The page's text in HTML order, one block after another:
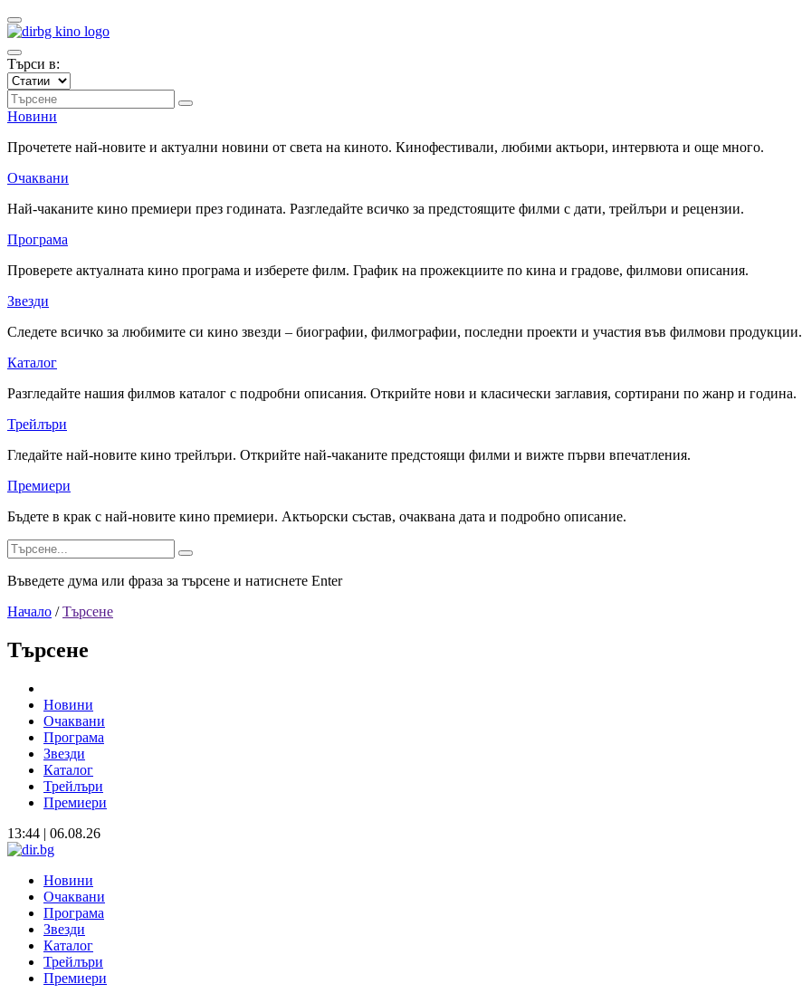
Търси в:
Новини
Прочетете най-новите и актуални новини от света на киното. Кинофестивали, любими актьори, интервюта и още много.
Очаквани
Най-чаканите кино премиери през годината. Разгледайте всичко за предстоящите филми с дати, трейлъри и рецензии.
Програма
Проверете актуалната кино програма и изберете филм. График на прожекциите по кина и градове, филмови описания.
Звезди
Следете всичко за любимите си кино звезди – биографии, филмографии, последни проекти и участия във филмови продукции.
Каталог
Разгледайте нашия филмов каталог с подробни описания. Открийте нови и класически заглавия, сортирани по жанр и година.
Трейлъри
Гледайте най-новите кино трейлъри. Открийте най-чаканите предстоящи филми и вижте първи впечатления.
Премиери
Бъдете в крак с най-новите кино премиери. Актьорски състав, очаквана дата и подробно описание.
Въведете дума или фраза за търсене и натиснете Enter
Начало / Търсене
Търсене
Новини
Очаквани
Програма
Звезди
Каталог
Трейлъри
Премиери
13:44 | 06.08.26
Новини
Очаквани
Програма
Звезди
Каталог
Трейлъри
Премиери